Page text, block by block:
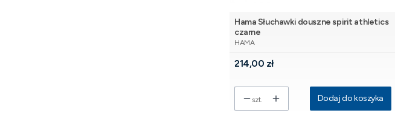
Hama Słuchawki douszne spirit athletics
czarne
PRODUCENT
HAMA
Cena
214,00 zł
szt. Dodaj do koszyka